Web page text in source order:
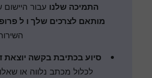
התמיכה שלנועבור היישום
מותאם לצרכים שלך ו ל פרופיל
סיוע בכתיבת בקשה יוצאת
לכלול מכתב נלווה או שאלות,